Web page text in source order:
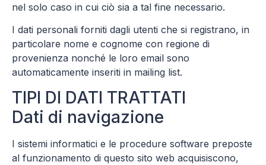
nel solo caso in cui ciò sia a tal fine necessario.
I dati personali forniti dagli utenti che si registrano, in
particolare nome e cognome con regione di
provenienza nonché le loro email sono
automaticamente inseriti in mailing list.
TIPI DI DATI TRATTATI
Dati di navigazione
I sistemi informatici e le procedure software preposte
al funzionamento di questo sito web acquisiscono,